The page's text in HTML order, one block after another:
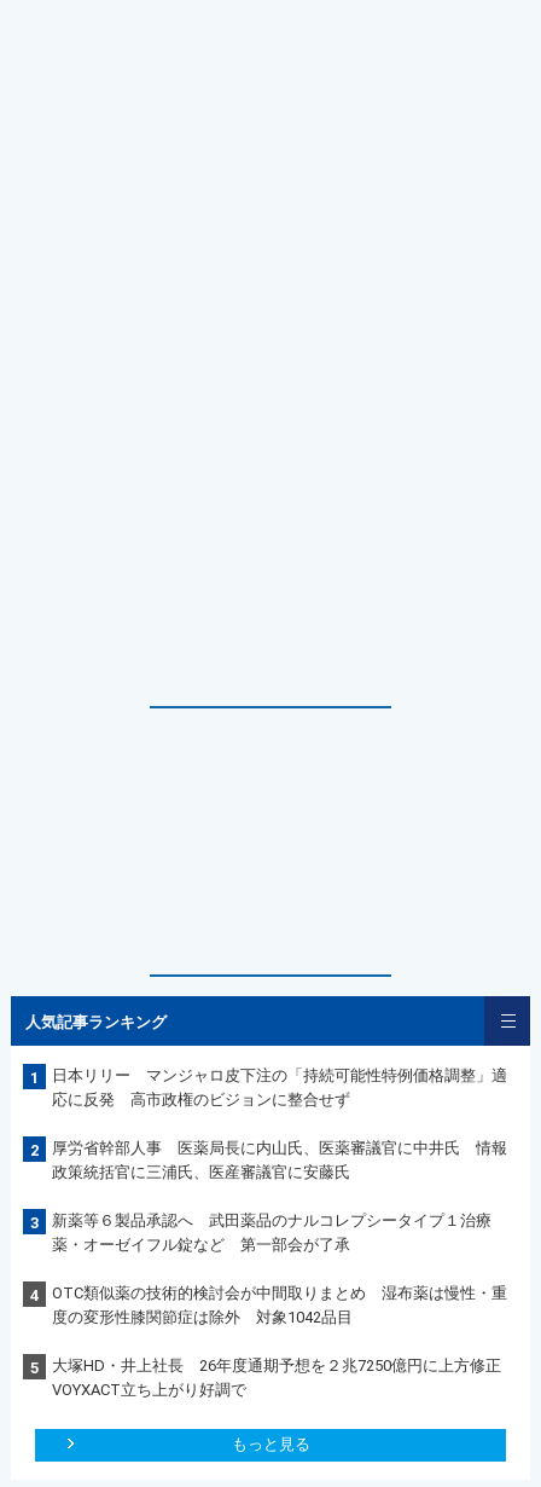
人気記事ランキング
1
日本リリー マンジャロ皮下注の「持続可能性特例価格調整」適
応に反発 高市政権のビジョンに整合せず
2
厚労省幹部人事 医薬局長に内山氏、医薬審議官に中井氏 情報
政策統括官に三浦氏、医産審議官に安藤氏
3
新薬等６製品承認へ 武田薬品のナルコレプシータイプ１治療
薬・オーゼイフル錠など 第一部会が了承
4
OTC類似薬の技術的検討会が中間取りまとめ 湿布薬は慢性・重
度の変形性膝関節症は除外 対象1042品目
5
大塚HD・井上社長 26年度通期予想を２兆7250億円に上方修正
VOYXACT立ち上がり好調で
もっと見る